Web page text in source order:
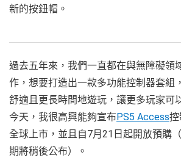
新的按鈕帽。
過去五年來，我們一直都在與無障礙領
作，想要打造出一款多功能控制器套組
舒適且更長時間地遊玩，讓更多玩家可
今天，我很高興能夠宣布PS5 Access
全球上市，並且自7月21日起開放預購
期將稍後公布）。